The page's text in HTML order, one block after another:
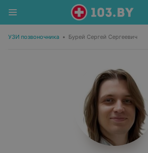
УЗИ позвоночника • Бурей Сергей Сергеевич